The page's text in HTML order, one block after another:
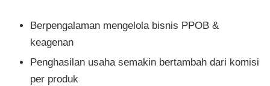
Berpengalaman mengelola bisnis PPOB &
keagenan​
Penghasilan usaha semakin bertambah dari komisi
per produk​